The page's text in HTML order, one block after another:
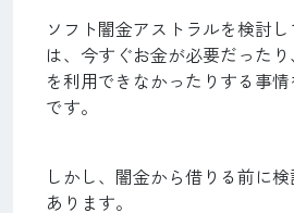
ソフト闇金アストラルを検討
は、今すぐお金が必要だった
を利用できなかったりする事
です。
しかし、闇金から借りる前に
あります。